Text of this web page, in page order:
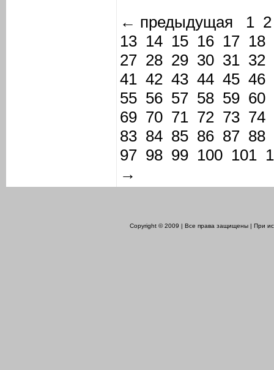
← предыдущая
1 2
13 14 15 16 17 18
27 28 29 30 31 32
41 42 43 44 45 46
55 56 57 58 59 60
69 70 71 72 73 74
83 84 85 86 87 88
97 98 99 100 101
→
Copyright © 2009 | Все права защищены | При